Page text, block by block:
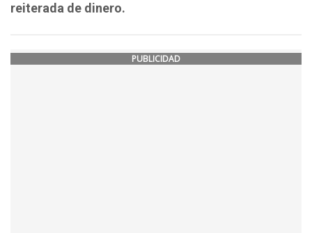
reiterada de dinero.
PUBLICIDAD